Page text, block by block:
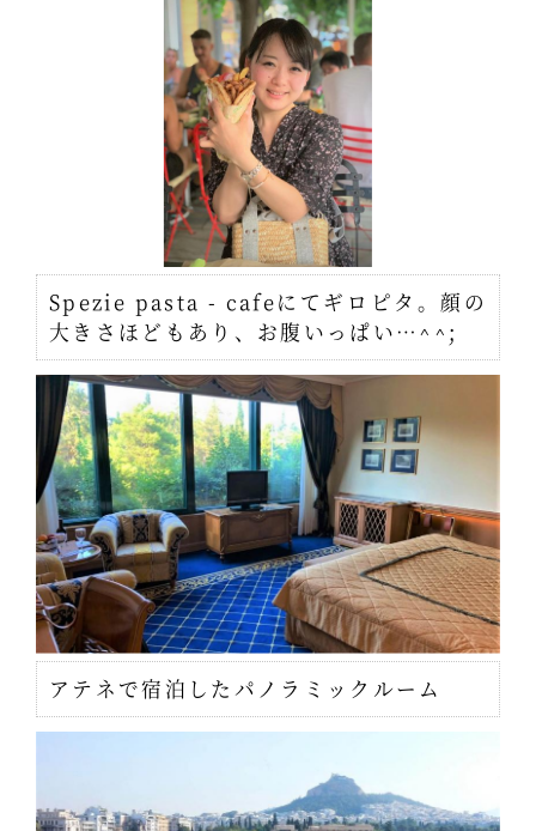
Spezie pasta - cafeにてギロピタ。顔の
大きさほどもあり、お腹いっぱい…^^;
アテネで宿泊したパノラミックルーム